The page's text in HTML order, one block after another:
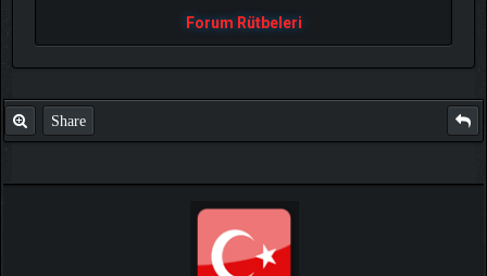
Forum Rütbeleri
Share